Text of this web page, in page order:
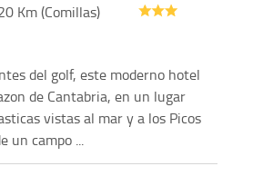
Km (Comillas)
del golf, este moderno hotel
de Cantabria, en un lugar
vistas al mar y a los Picos
un campo ...